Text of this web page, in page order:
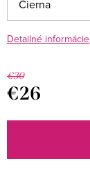
Detailné informácie
€30
€26
cena: